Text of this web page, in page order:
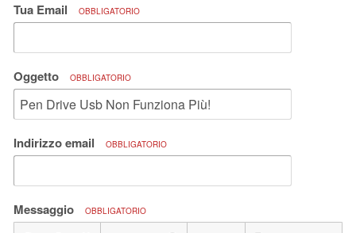
Tua Email OBBLIGATORIO
Oggetto OBBLIGATORIO
Indirizzo email OBBLIGATORIO
Messaggio OBBLIGATORIO